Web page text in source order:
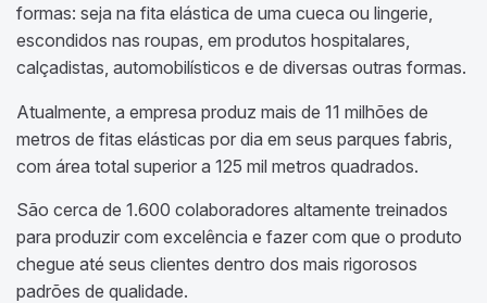
formas: seja na fita elástica de uma cueca ou lingerie,
escondidos nas roupas, em produtos hospitalares,
calçadistas, automobilísticos e de diversas outras formas.
Atualmente, a empresa produz mais de 11 milhões de
metros de fitas elásticas por dia em seus parques fabris,
com área total superior a 125 mil metros quadrados.
São cerca de 1.600 colaboradores altamente treinados
para produzir com excelência e fazer com que o produto
chegue até seus clientes dentro dos mais rigorosos
padrões de qualidade.